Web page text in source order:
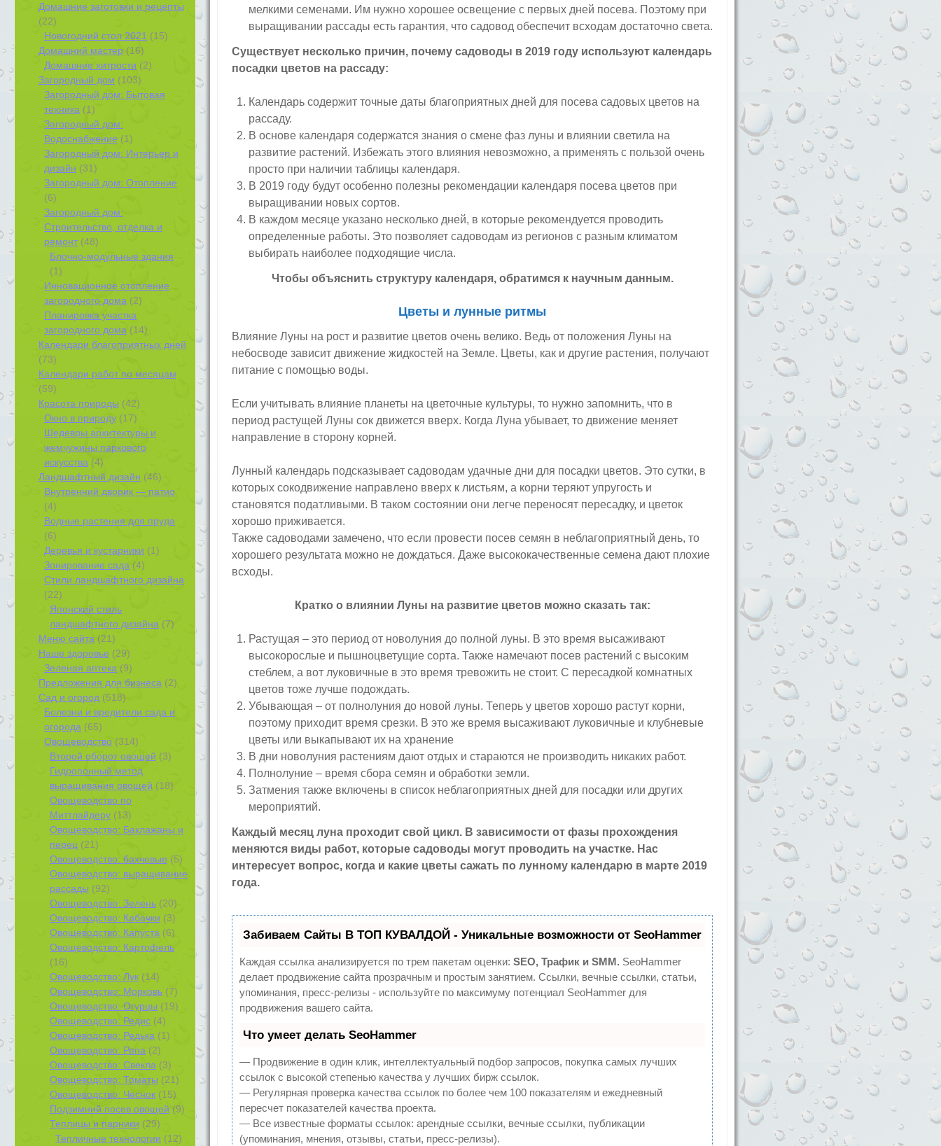
Домашние заготовки и рецепты
(22)
Новогодний стол 2021 (15)
Домашний мастер (16)
Домашние хитрости (2)
Загородный дом (103)
Загородный дом: Бытовая
техника (1)
Загородный дом:
Водоснабжение (1)
Загородный дом: Интерьер и
дизайн (31)
Загородный дом: Отопление
(6)
Загородный дом:
Строительство, отделка и
ремонт(48)
Блочно-модульные здания
(1)
Инновационное отопление
загородного дома (2)
Планировка участка
загородного дома (14)
Календари благоприятных дней
(73)
Календари работ по месяцам
(59)
Красота природы (42)
Окно в природу (17)
Шедевры архитектуры и
жемчужины паркового
искусства (4)
Ландшафтный дизайн (46)
Внутренний дворик — патио
(4)
Водные растения для пруда
(6)
Деревья и кустарники (1)
Зонирование сада (4)
Стили ландшафтного дизайна
(22)
Японский стиль
ландшафтного дизайна (7)
Меню сайта (21)
Наше здоровье (29)
Зеленая аптека (9)
Предложения для бизнеса (2)
Сад и огород (518)
Болезни и вредители сада и
огорода (65)
Овощеводство (314)
Второй оборот овощей (3)
Гидропонный метод
выращивания овощей (18)
Овощеводство по
Миттлайдеру (13)
Овощеводство: Баклажаны и
перец (21)
Овощеводство: бахчевые (5)
Овощеводство: выращивание
рассады (92)
Овощеводство: Зелень (20)
Овощеводство: Кабачки (3)
Овощеводство: Капуста (6)
Овощеводство: Картофель
(16)
Овощеводство: Лук (14)
Овощеводство: Морковь (7)
Овощеводство: Огурцы (19)
Овощеводство: Редис (4)
Овощеводство: Редька (1)
Овощеводство: Репа (2)
Овощеводство: Свекла (3)
Овощеводство: Томаты (21)
Овощеводство: Чеснок (15)
Подзимний посев овощей (9)
Теплицы и парники (29)
Тепличные технологии (12)
мелкими семенами. Им нужно хорошее освещение с первых дней посева. Поэтому при
выращивании рассады есть гарантия, что садовод обеспечит всходам достаточно света.
Существует несколько причин, почему садоводы в 2019 году используют календарь
посадки цветов на рассаду:
Календарь содержит точные даты благоприятных дней для посева садовых цветов на
рассаду.
В основе календаря содержатся знания о смене фаз луны и влиянии светила на
развитие растений. Избежать этого влияния невозможно, а применять с пользой очень
просто при наличии таблицы календаря.
В 2019 году будут особенно полезны рекомендации календаря посева цветов при
выращивании новых сортов.
В каждом месяце указано несколько дней, в которые рекомендуется проводить
определенные работы. Это позволяет садоводам из регионов с разным климатом
выбирать наиболее подходящие числа.
Чтобы объяснить структуру календаря, обратимся к научным данным.
Цветы и лунные ритмы
Влияние Луны на рост и развитие цветов очень велико. Ведь от положения Луны на
небосводе зависит движение жидкостей на Земле. Цветы, как и другие растения, получают
питание с помощью воды.
Если учитывать влияние планеты на цветочные культуры, то нужно запомнить, что в
период растущей Луны сок движется вверх. Когда Луна убывает, то движение меняет
направление в сторону корней.
Лунный календарь подсказывает садоводам удачные дни для посадки цветов. Это сутки, в
которых сокодвижение направлено вверх к листьям, а корни теряют упругость и
становятся податливыми. В таком состоянии они легче переносят пересадку, и цветок
хорошо приживается.
Также садоводами замечено, что если провести посев семян в неблагоприятный день, то
хорошего результата можно не дождаться. Даже высококачественные семена дают плохие
всходы.
Кратко о влиянии Луны на развитие цветов можно сказать так:
Растущая – это период от новолуния до полной луны. В это время высаживают
высокорослые и пышноцветущие сорта. Также намечают посев растений с высоким
стеблем, а вот луковичные в это время тревожить не стоит. С пересадкой комнатных
цветов тоже лучше подождать.
Убывающая – от полнолуния до новой луны. Теперь у цветов хорошо растут корни,
поэтому приходит время срезки. В это же время высаживают луковичные и клубневые
цветы или выкапывают их на хранение
В дни новолуния растениям дают отдых и стараются не производить никаких работ.
Полнолуние – время сбора семян и обработки земли.
Затмения также включены в список неблагоприятных дней для посадки или других
мероприятий.
Каждый месяц луна проходит свой цикл. В зависимости от фазы прохождения
меняются виды работ, которые садоводы могут проводить на участке. Нас
интересует вопрос, когда и какие цветы сажать по лунному календарю в марте 2019
года.
Забиваем Сайты В ТОП КУВАЛДОЙ - Уникальные возможности от SeoHammer
Каждая ссылка анализируется по трем пакетам оценки: SEO, Трафик и SMM. SeoHammer
делает продвижение сайта прозрачным и простым занятием. Ссылки, вечные ссылки, статьи,
упоминания, пресс-релизы - используйте по максимуму потенциал SeoHammer для
продвижения вашего сайта.
Что умеет делать SeoHammer
— Продвижение в один клик, интеллектуальный подбор запросов, покупка самых лучших
ссылок с высокой степенью качества у лучших бирж ссылок.
— Регулярная проверка качества ссылок по более чем 100 показателям и ежедневный
пересчет показателей качества проекта.
— Все известные форматы ссылок: арендные ссылки, вечные ссылки, публикации
(упоминания, мнения, отзывы, статьи, пресс-релизы).